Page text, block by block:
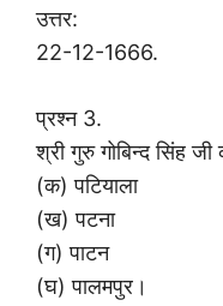
उत्तर:
22-12-1666.
प्रश्न 3.
श्री गुरु गोबिन्द सिंह
(क) पटियाला
(ख) पटना
(ग) पाटन
(घ) पालमपुर।